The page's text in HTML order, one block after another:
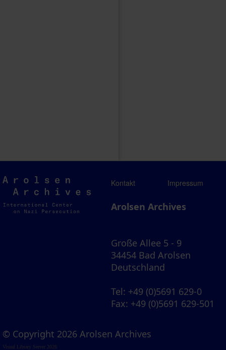
Arolsen
Archives
Kontakt Impressum
Arolsen Archives
Große Allee 5 - 9
34454 Bad Arolsen
Deutschland
Tel: +49 (0)5691 629-0
Fax: +49 (0)5691 629-501
© Copyright 2026 Arolsen Archives
Visual Library Server 2026